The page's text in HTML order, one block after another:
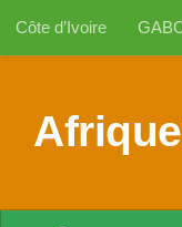
Au dessous du
Côte d’Ivoire